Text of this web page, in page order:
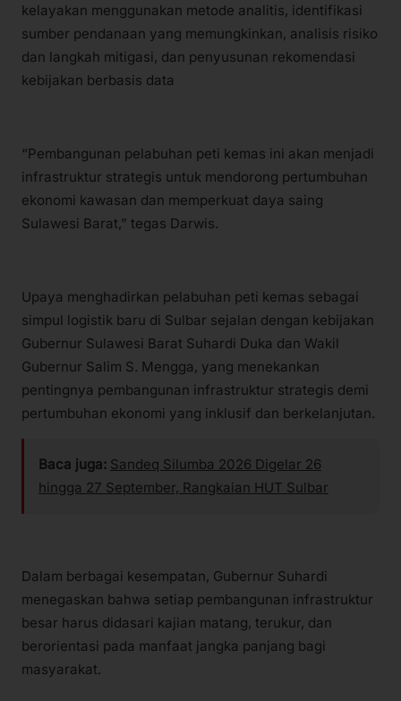
kelayakan menggunakan metode analitis, identifikasi
sumber pendanaan yang memungkinkan, analisis risiko
dan langkah mitigasi, dan penyusunan rekomendasi
kebijakan berbasis data
“Pembangunan pelabuhan peti kemas ini akan menjadi
infrastruktur strategis untuk mendorong pertumbuhan
ekonomi kawasan dan memperkuat daya saing
Sulawesi Barat,” tegas Darwis.
Upaya menghadirkan pelabuhan peti kemas sebagai
simpul logistik baru di Sulbar sejalan dengan kebijakan
Gubernur Sulawesi Barat Suhardi Duka dan Wakil
Gubernur Salim S. Mengga, yang menekankan
pentingnya pembangunan infrastruktur strategis demi
pertumbuhan ekonomi yang inklusif dan berkelanjutan.
Baca juga: Sandeq Silumba 2026 Digelar 26
hingga 27 September, Rangkaian HUT Sulbar
Dalam berbagai kesempatan, Gubernur Suhardi
menegaskan bahwa setiap pembangunan infrastruktur
besar harus didasari kajian matang, terukur, dan
berorientasi pada manfaat jangka panjang bagi
masyarakat.